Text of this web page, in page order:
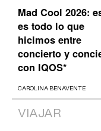
Mad Cool 2026:
es todo lo que
hicimos entre
concierto y
con IQOS*
CAROLINA BENAVENTE
VIAJAR